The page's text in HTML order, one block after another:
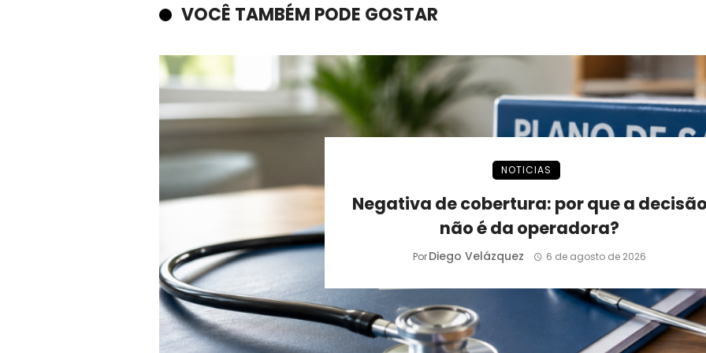
VOCÊ TAMBÉM PODE GOSTAR
NOTICIAS
Negativa de cobertura: por que a
não é da operadora?
PorDiego Velázquez 6 de agosto de 2026